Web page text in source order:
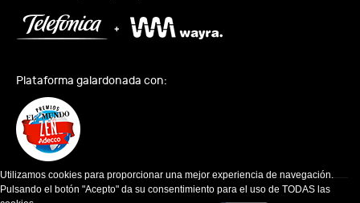
Plataforma galardonada con:
Utilizamos cookies para proporcionar una mejor experiencia de navegación.
Pulsando el botón "Acepto" da su consentimiento para el uso de TODAS las